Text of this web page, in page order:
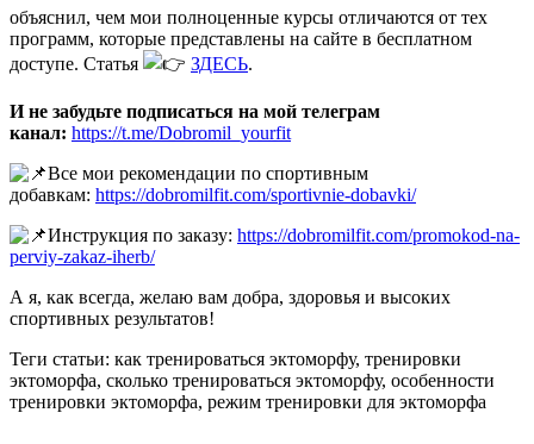
объяснил, чем мои полноценные курсы отличаются от тех
программ, которые представлены на сайте в бесплатном
доступе. Статья
ЗДЕСЬ.
И не забудьте подписаться на мой телеграм
канал: https://t.me/Dobromil_yourfit
Все мои рекомендации по спортивным
добавкам: https://dobromilfit.com/sportivnie-dobavki/
Инструкция по заказу: https://dobromilfit.com/promokod-na-
perviy-zakaz-iherb/
А я, как всегда, желаю вам добра, здоровья и высоких
спортивных результатов!
Теги статьи: как тренироваться эктоморфу, тренировки
эктоморфа, сколько тренироваться эктоморфу, особенности
тренировки эктоморфа, режим тренировки для эктоморфа